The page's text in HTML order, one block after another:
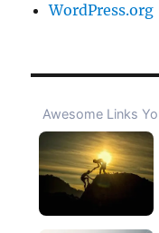
WordPress.org